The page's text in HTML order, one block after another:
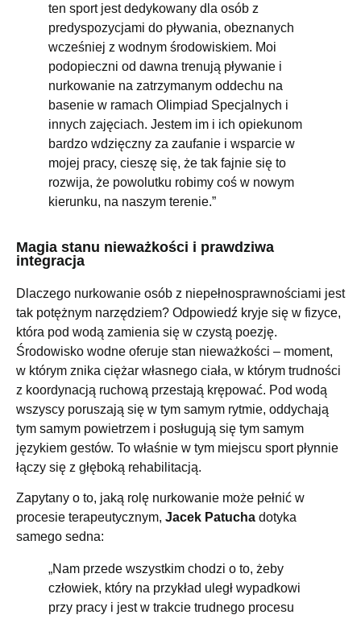
ten sport jest dedykowany dla osób z
predyspozycjami do pływania, obeznanych
wcześniej z wodnym środowiskiem. Moi
podopieczni od dawna trenują pływanie i
nurkowanie na zatrzymanym oddechu na
basenie w ramach Olimpiad Specjalnych i
innych zajęciach. Jestem im i ich opiekunom
bardzo wdzięczny za zaufanie i wsparcie w
mojej pracy, cieszę się, że tak fajnie się to
rozwija, że powolutku robimy coś w nowym
kierunku, na naszym terenie.”
Magia stanu nieważkości i prawdziwa
integracja
Dlaczego nurkowanie osób z niepełnosprawnościami jest
tak potężnym narzędziem? Odpowiedź kryje się w fizyce,
która pod wodą zamienia się w czystą poezję.
Środowisko wodne oferuje stan nieważkości – moment,
w którym znika ciężar własnego ciała, w którym trudności
z koordynacją ruchową przestają krępować. Pod wodą
wszyscy poruszają się w tym samym rytmie, oddychają
tym samym powietrzem i posługują się tym samym
językiem gestów. To właśnie w tym miejscu sport płynnie
łączy się z głęboką rehabilitacją.
Zapytany o to, jaką rolę nurkowanie może pełnić w
procesie terapeutycznym, Jacek Patucha dotyka
samego sedna:
„Nam przede wszystkim chodzi o to, żeby
człowiek, który na przykład uległ wypadkowi
przy pracy i jest w trakcie trudnego procesu